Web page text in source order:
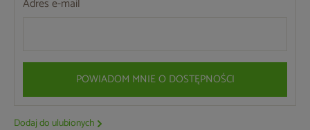
Adres e-mail
POWIADOM MNIE O DOSTĘPNOŚCI
Dodaj do ulubionych